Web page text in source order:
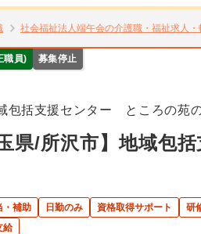
社会福祉法人端午会の介護職・福祉求人
職員) 募集停止
包括支援センター ところの苑
玉県/所沢市】地域包
・補助 日勤のみ 資格取得サポート 研
給